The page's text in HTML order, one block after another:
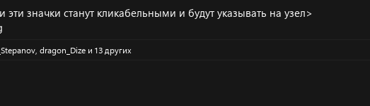
эти значки станут кликабельными и будут указывать на узел>
, dragon_Dize и 13 других